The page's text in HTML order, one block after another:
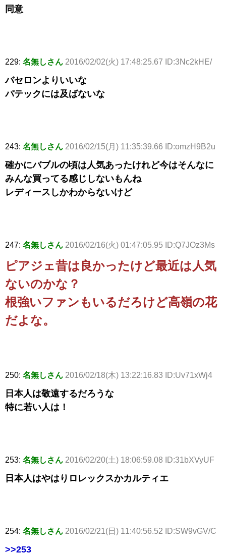
同意
229: 名無しさん 2016/02/02(火) 17:48:25.67 ID:3Nc2kHE/
バセロンよりいいな
パテックには及ばないな
243: 名無しさん 2016/02/15(月) 11:35:39.66 ID:omzH9B2u
確かにバブルの頃は人気あったけれど今はそんなに
みんな買ってる感じしないもんね
レディースしかわからないけど
247: 名無しさん 2016/02/16(火) 01:47:05.95 ID:Q7JOz3Ms
ピアジェ昔は良かったけど最近は人気
ないのかな？
根強いファンもいるだろけど高嶺の花
だよな。
250: 名無しさん 2016/02/18(木) 13:22:16.83 ID:Uv71xWj4
日本人は敬遠するだろうな
特に若い人は！
253: 名無しさん 2016/02/20(土) 18:06:59.08 ID:31bXVyUF
日本人はやはりロレックスかカルティエ
254: 名無しさん 2016/02/21(日) 11:40:56.52 ID:SW9vGV/C
>>253